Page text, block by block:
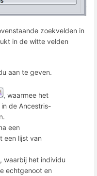
zoekvelden in
in de witte velden
aan te geven.
, waarmee het
de Ancestris-
een
een lijst van
waarbij het individu
echtgenoot en